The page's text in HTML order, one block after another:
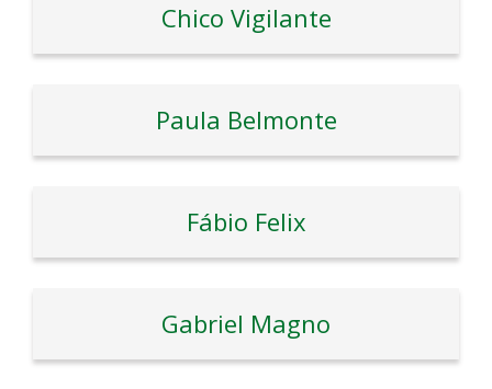
Chico Vigilante
Paula Belmonte
Fábio Felix
Gabriel Magno